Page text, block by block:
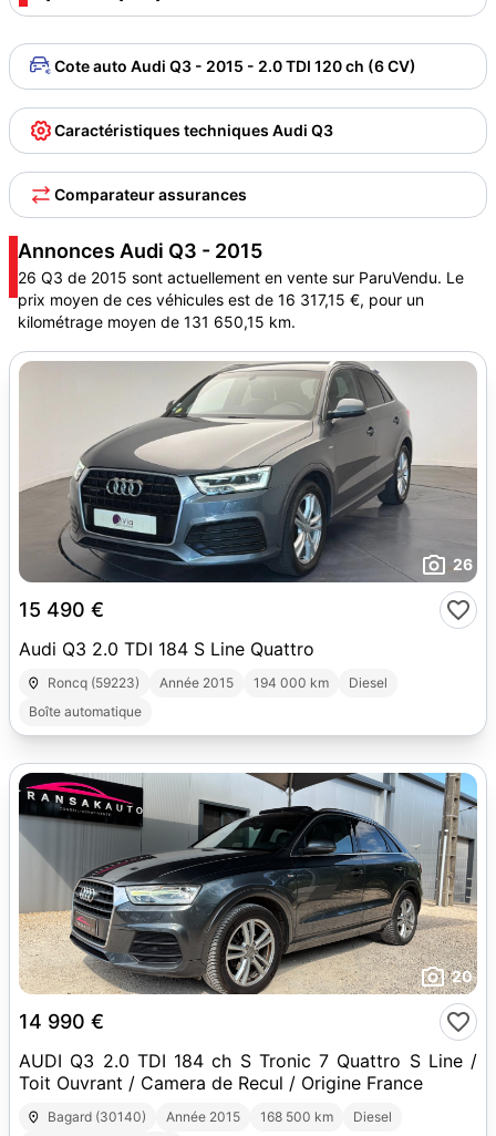
Cote auto Audi Q3 - 2015 - 2.0 TDI 120 ch (6 CV)
Caractéristiques techniques Audi Q3
Comparateur assurances
Annonces Audi Q3 - 2015
26 Q3 de 2015 sont actuellement en vente sur ParuVendu. Le
prix moyen de ces véhicules est de 16 317,15 €, pour un
kilométrage moyen de 131 650,15 km.
26
15 490 €
Audi Q3 2.0 TDI 184 S Line Quattro
Roncq (59223) Année 2015 194 000 km
Diesel
Boîte automatique
20
14 990 €
AUDI Q3 2.0 TDI 184 ch S Tronic 7 Quattro S Line /
Toit Ouvrant / Camera de Recul / Origine France
Bagard (30140) Année 2015 168 500 km
Diesel